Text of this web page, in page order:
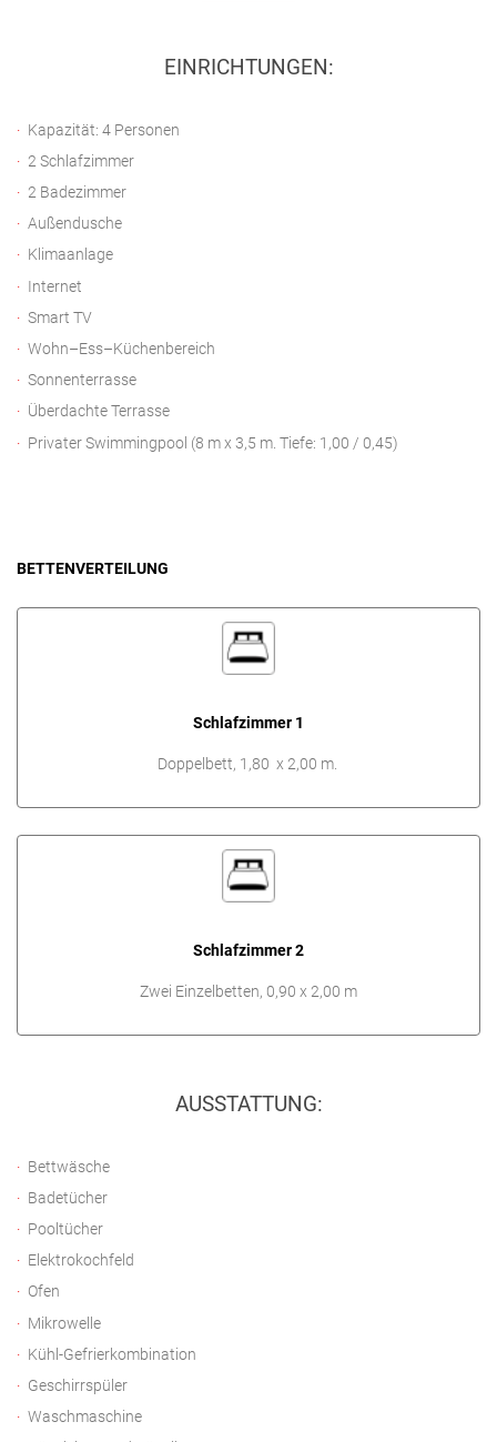
EINRICHTUNGEN:
Kapazität: 4 Personen
2 Schlafzimmer
2 Badezimmer
Außendusche
Klimaanlage
Internet
Smart TV
Wohn–Ess–Küchenbereich
Sonnenterrasse
Überdachte Terrasse
Privater Swimmingpool (8 m x 3,5 m. Tiefe: 1,00 / 0,45)
BETTENVERTEILUNG
Schlafzimmer 1
Doppelbett, 1,80 x 2,00 m.
Schlafzimmer 2
Zwei Einzelbetten, 0,90 x 2,00 m
AUSSTATTUNG:
Bettwäsche
Badetücher
Pooltücher
Elektrokochfeld
Ofen
Mikrowelle
Kühl-Gefrierkombination
Geschirrspüler
Waschmaschine